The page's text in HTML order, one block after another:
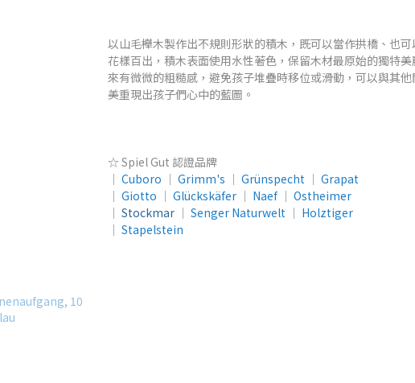
以山毛櫸木製作出不規則形狀的積木，既可以當作拱橋、也
花樣百出，積木表面使用水性著色，保留木材最原始的獨特
來有微微的粗糙感，避免孩子堆疊時移位或滑動，可以與其
美重現出孩子們心中的藍圖。
☆ Spiel Gut 認證品牌
│ Cuboro │ Grimm's │ Grünspecht │ Grapat
│ Giotto │ Glückskäfer │ Naef│ Ostheimer
│ Stockmar │ Senger Naturwelt │ Holztiger
│ Stapelstein